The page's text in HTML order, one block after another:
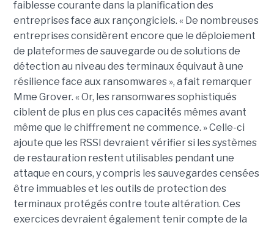
faiblesse courante dans la planification des
entreprises face aux rançongiciels. « De nombreuses
entreprises considèrent encore que le déploiement
de plateformes de sauvegarde ou de solutions de
détection au niveau des terminaux équivaut à une
résilience face aux ransomwares », a fait remarquer
Mme Grover. « Or, les ransomwares sophistiqués
ciblent de plus en plus ces capacités mêmes avant
même que le chiffrement ne commence. » Celle-ci
ajoute que les RSSI devraient vérifier si les systèmes
de restauration restent utilisables pendant une
attaque en cours, y compris les sauvegardes censées
être immuables et les outils de protection des
terminaux protégés contre toute altération. Ces
exercices devraient également tenir compte de la